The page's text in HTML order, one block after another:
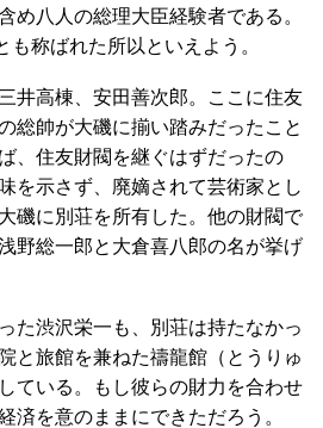
め八人の総理大臣経験者である。
称ばれた所以といえよう。
井高棟、安田善次郎。ここに住友
総帥が大磯に揃い踏みだったこと
、住友財閥を継ぐはずだったの
を示さず、廃嫡されて芸術家とし
磯に別荘を所有した。他の財閥で
野総一郎と大倉喜八郎の名が挙げ
た渋沢栄一も、別荘は持たなかっ
と旅館を兼ねた禱龍館（とうりゅ
ている。もし彼らの財力を合わせ
済を意のままにできただろう。